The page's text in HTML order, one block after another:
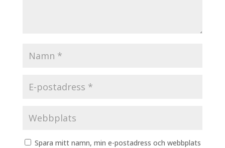
Spara mitt namn, min e-postadress och webbplats